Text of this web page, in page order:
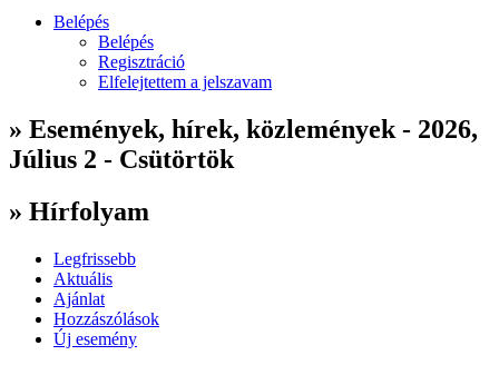
Belépés
Belépés
Regisztráció
Elfelejtettem a jelszavam
» Események, hírek, közlemények - 2026,
Július 2 - Csütörtök
» Hírfolyam
Legfrissebb
Aktuális
Ajánlat
Hozzászólások
Új esemény